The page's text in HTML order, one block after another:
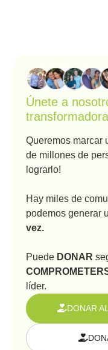
Únete a
Queremos marcar
de millones de
lograrlo!
Hay miles de
podemos generar
vez.
Puede DONAR
líder.
DONAR